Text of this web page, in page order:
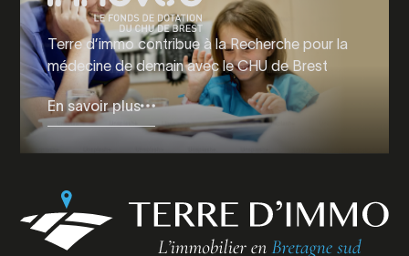
Terre d’immo contribue à la Recherche pour la
médecine de demain avec le CHU de Brest
En savoir plus